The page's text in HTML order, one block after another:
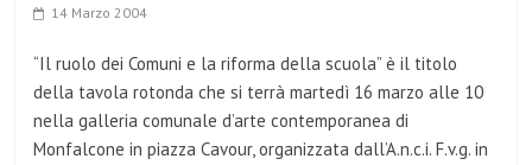
14 Marzo 2004
“Il ruolo dei Comuni e la riforma della scuola” è il titolo
della tavola rotonda che si terrà martedì 16 marzo alle 10
nella galleria comunale d’arte contemporanea di
Monfalcone in piazza Cavour, organizzata dall’A.n.c.i. F.v.g. in